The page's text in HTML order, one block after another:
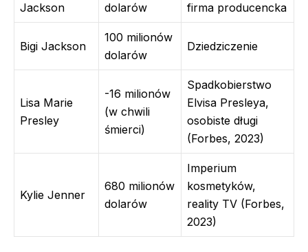
Jackson
dolarów
firma producencka
Bigi Jackson
100 milionów
dolarów
Dziedziczenie
Lisa Marie
Presley
-16 milionów
(w chwili
śmierci)
Spadkobierstwo
Elvisa Presleya,
osobiste długi
(Forbes, 2023)
Kylie Jenner
680 milionów
dolarów
Imperium
kosmetyków,
reality TV (Forbes,
2023)